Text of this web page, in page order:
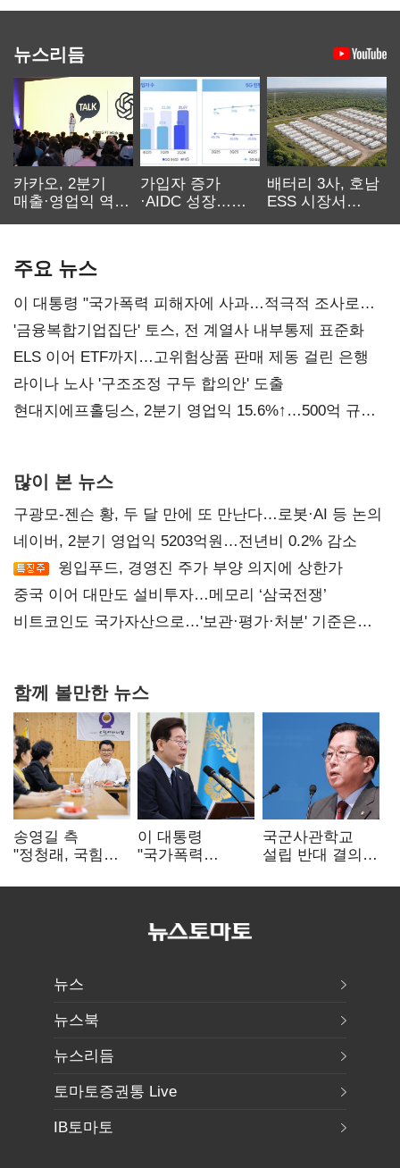
뉴스리듬
카카오, 2분기
매출·영업익 역대
가입자 증가
·AIDC 성장…
배터리 3사, 호남
ESS 시장서
주요 뉴스
이 대통령 "국가폭력 피해자에 사과…적극적 조사로
진실 밝혀야"
'금융복합기업집단' 토스, 전 계열사 내부통제 표준화
ELS 이어 ETF까지…고위험상품 판매 제동 걸린 은행
라이나 노사 '구조조정 구두 합의안' 도출
현대지에프홀딩스, 2분기 영업익 15.6%↑…500억 규모
많이 본 뉴스
구광모-젠슨 황, 두 달 만에 또 만난다…로봇·AI 등 논의
네이버, 2분기 영업익 5203억원…전년비 0.2% 감소
윙입푸드, 경영진 주가 부양 의지에 상한가
중국 이어 대만도 설비투자…메모리 ‘삼국전쟁’
비트코인도 국가자산으로…'보관·평가·처분' 기준은
함께 볼만한 뉴스
송영길 측
"정청래, 국힘
민주당 대표로
이 대통령
"국가폭력
적극적 조사로
국군사관학교
설립 반대 결의안
"정치적 목적
뉴스
뉴스북
뉴스리듬
토마토증권통 Live
IB토마토